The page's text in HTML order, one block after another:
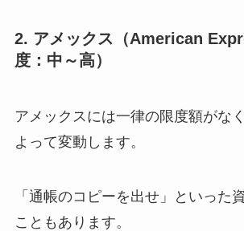
2. アメックス（American
度：中～高）
アメックスには一律の限度額がな
よって変動します。
「通帳のコピーを出せ」といった
こともあります。